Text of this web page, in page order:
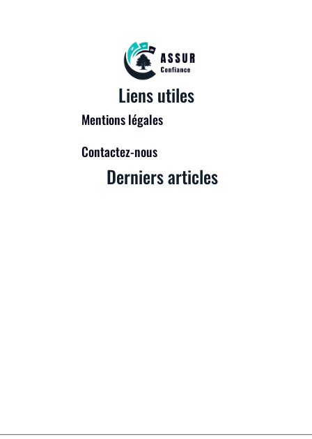
Liens utiles
Mentions légales
Contactez-nous
Derniers articles